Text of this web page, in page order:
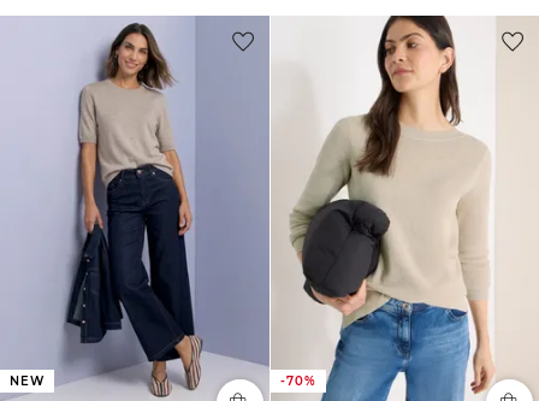
NEW -70%